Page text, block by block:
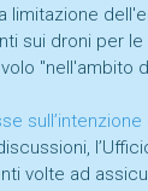
limitazione
sui droni per
"nell'ambito
volte ad